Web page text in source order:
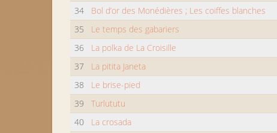
34
Bol d’or des Monédières ; Les coiffes blanches
35
Le temps des gabariers
36
La polka de La Croisille
37
La pitita Janeta
38
Le brise-pied
39
Turlututu
40
La crosada